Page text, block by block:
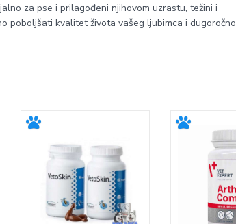
za pse i prilagođeni njihovom uzrastu, težini i
poboljšati kvalitet života vašeg ljubimca i dugoročno